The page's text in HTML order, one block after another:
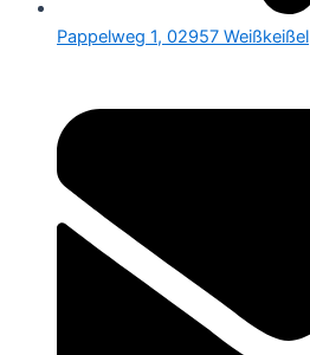
Pappelweg 1, 02957 Weißkeißel